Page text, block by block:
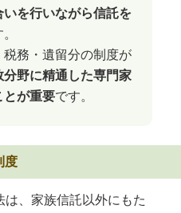
を行いながら信託を
税務・遺留分の制度が
分野に精通した専門家
とが重要です。
度
、家族信託以外にもた